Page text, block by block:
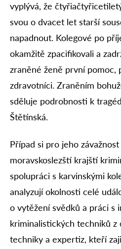
vyplývá, že
svou o dvacet let starší
napadnout. Kolegové po
okamžitě zpacifikovali a
zraněné ženě první pomoc,
zdravotníci. Zraněním
sděluje podrobnosti k
Štětínská.
Případ si pro jeho
moravskoslezští krajští
spolupráci s karvinskými
analyzují okolnosti celé
o vytěžení svědků a práci s
kriminalistických techniků z
techniky a expertiz, kteří